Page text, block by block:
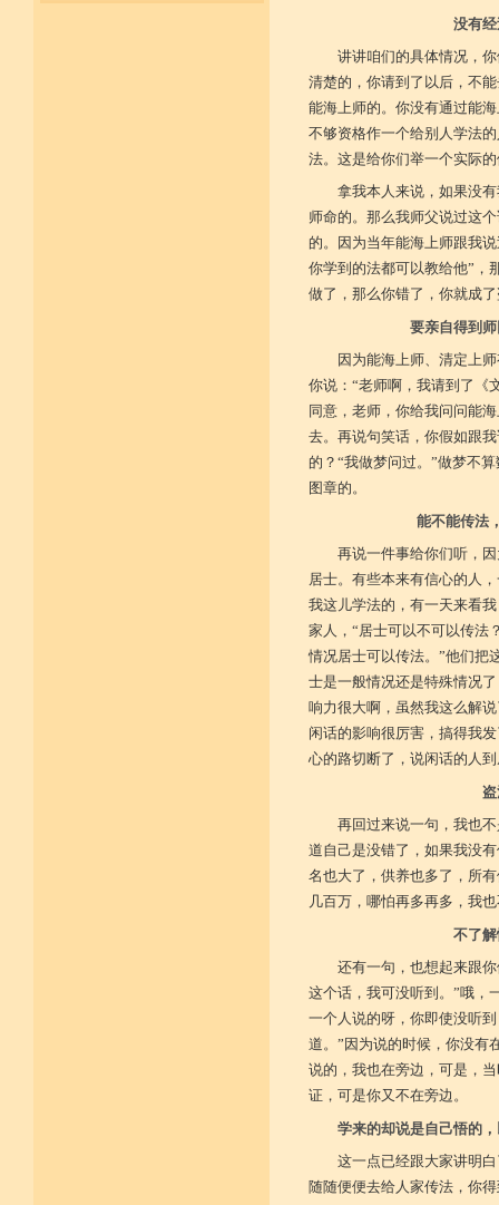
没有
讲讲咱们的具体情况，
清楚的，你请到了以后，不
能海上师的。你没有通过能
不够资格作一个给别人学法
法。这是给你们举一个实际
拿我本人来说，如果没
师命的。那么我师父说过这
的。因为当年能海上师跟我
你学到的法都可以教给他”，
做了，那么你错了，你就成
要亲自得到
因为能海上师、清定上
你说：“老师啊，我请到了《
同意，老师，你给我问问能
去。再说句笑话，你假如跟
的？“我做梦问过。”做梦不
图章的。
能不能传法
再说一件事给你们听，
居士。有些本来有信心的人
我这儿学法的，有一天来看
家人，“居士可以不可以传法
情况居士可以传法。”他们把
士是一般情况还是特殊情况
响力很大啊，虽然我这么解
闲话的影响很厉害，搞得我
心的路切断了，说闲话的人
再回过来说一句，我也
道自己是没错了，如果我没
名也大了，供养也多了，所
几百万，哪怕再多再多，我
不了
还有一句，也想起来跟
这个话，我可没听到。”哦，
一个人说的呀，你即使没听
道。”因为说的时候，你没有
说的，我也在旁边，可是，
证，可是你又不在旁边。
学来的却说是自己悟的
这一点已经跟大家讲明
随随便便去给人家传法，你